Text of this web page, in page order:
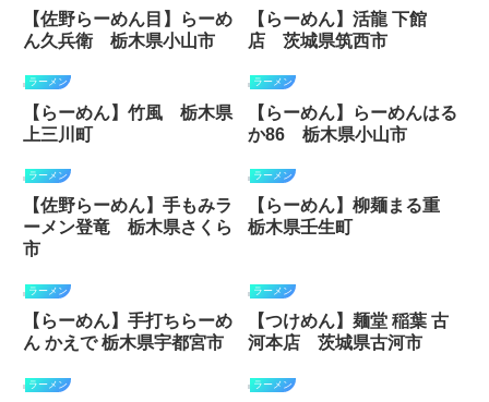
【佐野らーめん目】らーめ
ん久兵衛 栃木県小山市
【らーめん】活龍 下館
店 茨城県筑西市
ラーメン
【らーめん】竹風 栃木県
上三川町
ラーメン
【らーめん】らーめんはる
か86 栃木県小山市
ラーメン
【佐野らーめん】手もみラ
ーメン登竜 栃木県さくら
市
ラーメン
【らーめん】柳麺まる重
栃木県壬生町
ラーメン
【らーめん】手打ちらーめ
ん かえで 栃木県宇都宮市
ラーメン
【つけめん】麺堂 稲葉 古
河本店 茨城県古河市
ラーメン ラーメン